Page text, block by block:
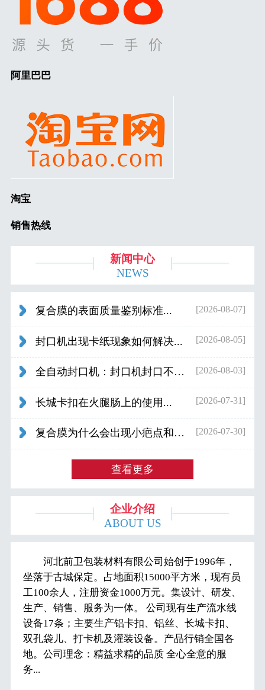
阿里巴巴
淘宝
销售热线
新闻中心
NEWS
复合膜的表面质量鉴别标准... [2026-08-07]
封口机出现卡纸现象如何解决... [2026-08-05]
全自动封口机：封口机封口不好应检查什... [2026-08-03]
长城卡扣在火腿肠上的使用... [2026-07-31]
复合膜为什么会出现小疤点和波浪纹... [2026-07-30]
查看更多
企业介绍
ABOUT US
河北前卫包装材料有限公司始创于1996年，
坐落于古城保定。占地面积15000平方米，现有员
工100余人，注册资金1000万元。集设计、研发、
生产、销售、服务为一体。 公司现有生产流水线
设备17条；主要生产铝卡扣、铝丝、长城卡扣、
双孔袋儿、打卡机及灌装设备。产品行销全国各
地。公司理念：精益求精的品质 全心全意的服
务...